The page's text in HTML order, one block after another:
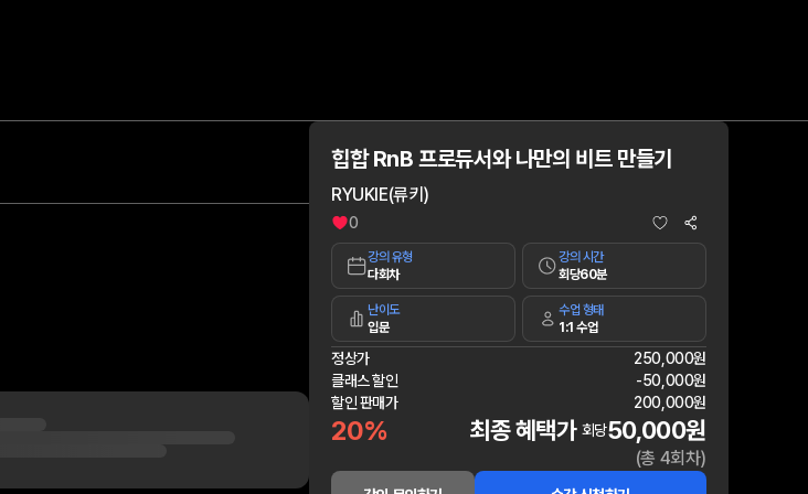
힙합 RnB 프로듀서와 나만의 비트 만들기
RYUKIE(류키)
0
강의 유형
다회차
강의 시간
회당60분
난이도
입문
수업 형태
1:1 수업
정상가
250,000원
클래스 할인
-50,000원
할인 판매가
200,000원
20% 최종 혜택가 회당50,000원
(총 4회차)